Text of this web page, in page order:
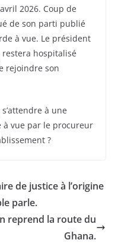
2026. Coup de
de son parti publié
à vue. Le président
restera hospitalisé
rejoindre son
à une
à vue par le procureur
?
de justice à l’origine
parle.
reprend la route du
Ghana.